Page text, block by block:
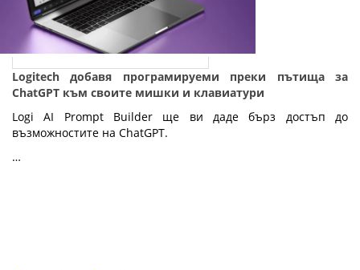
Logitech добавя програмируеми преки пътища за
ChatGPT към своите мишки и клавиатури
Logi AI Prompt Builder ще ви даде бърз достъп до
възможностите на ChatGPT.
…